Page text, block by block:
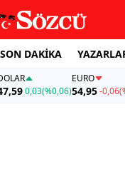
SON DAKİKA
0,03(%0,06)
EURO
54,95 -0,06